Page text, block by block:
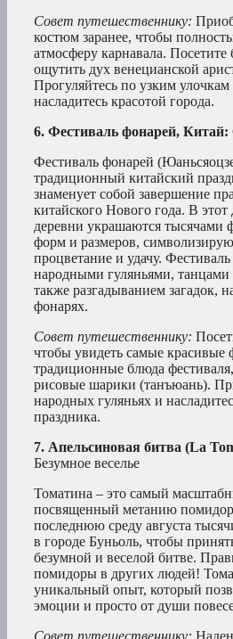
Совет путешественнику:
костюм заранее, чтобы
атмосферу карнавала. Посетите
ощутить дух венецианской
Прогуляйтесь по узким
насладитесь красотой города.
6. Фестиваль фонарей, Китай:
Фестиваль фонарей
традиционный китайский
знаменует собой завершение
китайского Нового года. В этот
деревни украшаются тысячами
форм и размеров,
процветание и удачу.
народными гуляньями, танцами
также разгадыванием загадок,
фонарях.
Совет путешественнику:
чтобы увидеть самые красивые
традиционные блюда
рисовые шарики (танъюань).
народных гуляньях и
праздника.
7. Апельсиновая битва (La
Безумное веселье
Томатина – это самый
посвященный метанию
последнюю среду августа
в городе Буньоль, чтобы
безумной и веселой битве.
помидоры в других людей!
уникальный опыт, который
эмоции и просто от души